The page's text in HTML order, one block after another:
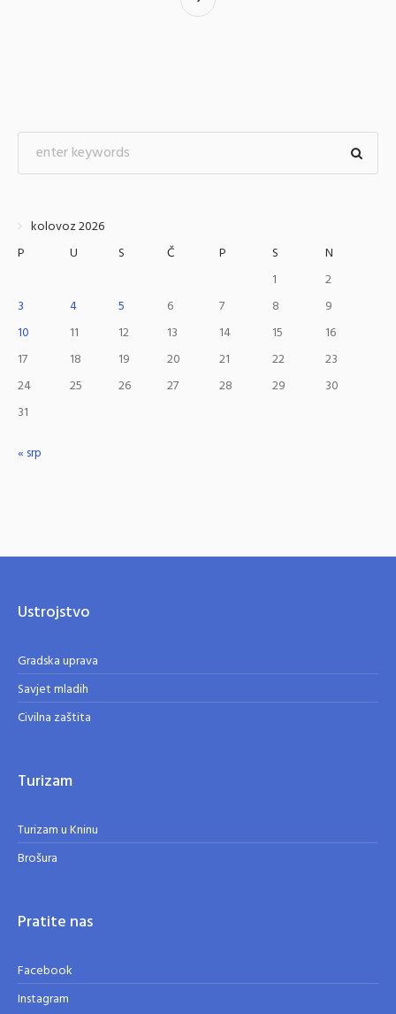
kolovoz 2026
P
U S Č P S
N
1
2
3
4 5 6 7 8
9
10
11 12 13 14 15
16
17
18 19 20 21 22
23
24
25 26 27 28 29
30
31
« srp
Ustrojstvo
Gradska uprava
Savjet mladih
Civilna zaštita
Turizam
Turizam u Kninu
Brošura
Pratite nas
Facebook
Instagram